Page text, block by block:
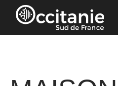
Panneau de gestion des cookies